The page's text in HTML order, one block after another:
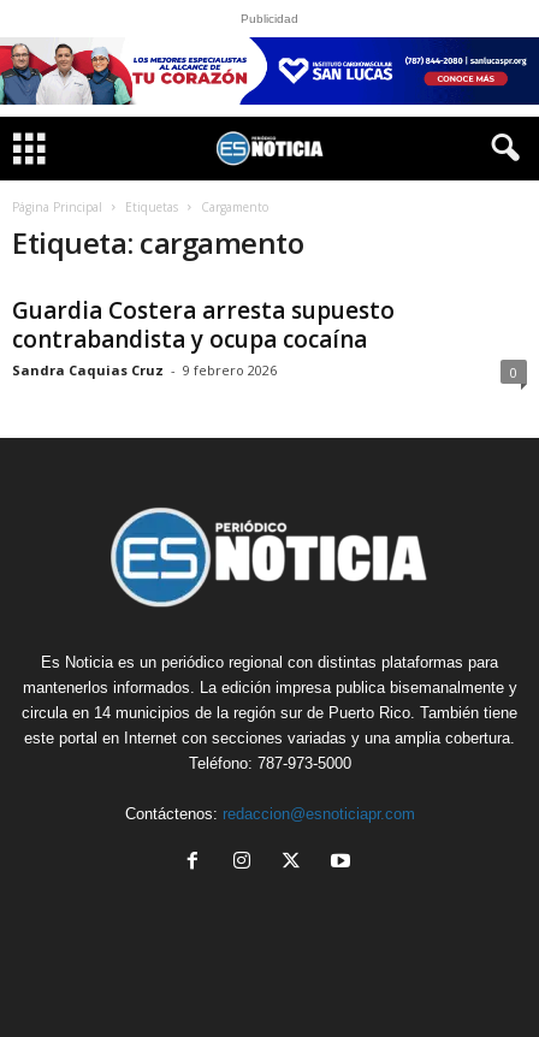
Publicidad
Página Principal Etiquetas Cargamento
Etiqueta: cargamento
Guardia Costera arresta supuesto
contrabandista y ocupa cocaína
Sandra Caquias Cruz - 9 febrero 2026 0
Es Noticia es un periódico regional con distintas plataformas para
mantenerlos informados. La edición impresa publica bisemanalmente y
circula en 14 municipios de la región sur de Puerto Rico. También tiene
este portal en Internet con secciones variadas y una amplia cobertura.
Teléfono: 787-973-5000
Contáctenos: redaccion@esnoticiapr.com